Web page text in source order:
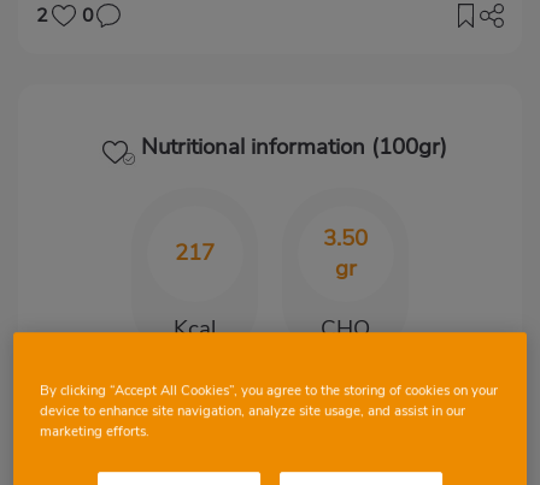
2 0
Nutritional information (100gr)
217
Kcal
3.50
gr
CHO
12.60
16.90
By clicking “Accept All Cookies”, you agree to the storing of cookies on your
device to enhance site navigation, analyze site usage, and assist in our
marketing efforts.